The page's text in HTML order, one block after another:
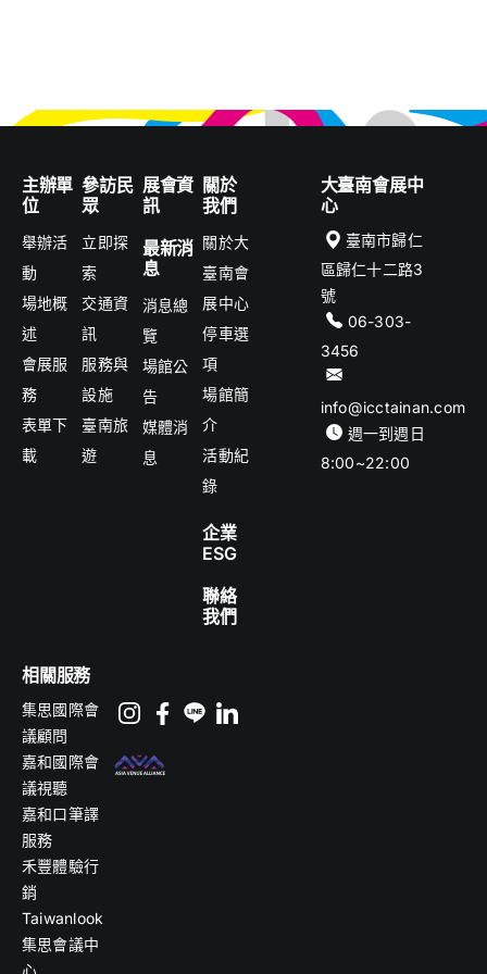
主辦單
位
舉辦活
動
場地概
述
會展服
務
表單下
載
參訪民
眾
立即探
索
交通資
訊
服務與
設施
臺南旅
遊
展會資
訊
最新消
息
消息總
覽
場館公
告
媒體消
息
關於
我們
關於大
臺南會
展中心
停車選
項
場館簡
介
活動紀
錄
企業
ESG
聯絡
我們
大臺南會展中
心
臺南市歸仁
區歸仁十二路3
號
06-303-
3456
info@icctainan.com
週一到週日
8:00~22:00
相關服務
集思國際會
議顧問
嘉和國際會
議視聽
嘉和口筆譯
服務
禾豐體驗行
銷
Taiwanlook
集思會議中